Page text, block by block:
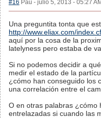
#16 Pau - julio 5, 2013 - 05:27
Una preguntita tonta que
http://www.eliax.com/
aquí por la cosa de la
latelyness pero estaba de
Si no podemos decidir a
medir el estado de la
¿cómo han conseguido los
una correlación entre el
O en otras palabras ¿cómo
entrelazadas si cuando las